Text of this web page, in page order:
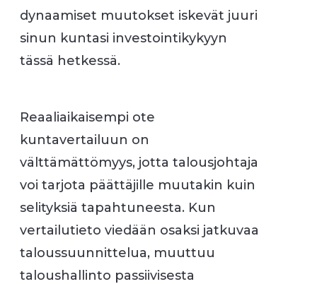
dynaamiset muutokset iskevät juuri
sinun kuntasi investointikykyyn
tässä hetkessä.
Reaaliaikaisempi ote
kuntavertailuun on
välttämättömyys, jotta talousjohtaja
voi tarjota päättäjille muutakin kuin
selityksiä tapahtuneesta. Kun
vertailutieto viedään osaksi jatkuvaa
taloussuunnittelua, muuttuu
taloushallinto passiivisesta